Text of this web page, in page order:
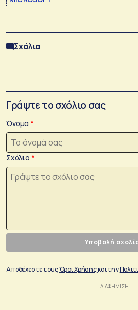
Σχόλια
Γράψτε το σχόλιο σας
Όνομα
Σχόλιο
Υποβολή
Αποδέχεστε τουςΌροι Χρήσηςκαι την